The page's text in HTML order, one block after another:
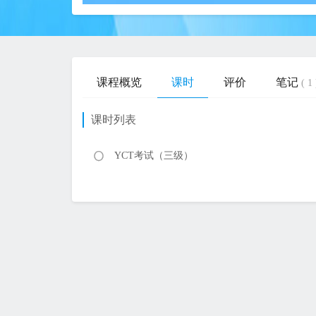
课程概览 课时 评价 笔记 ( 1
课时列表
YCT考试（三级）